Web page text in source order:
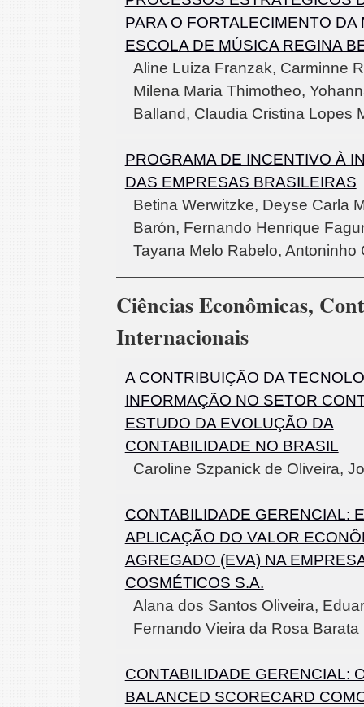
PARA O FORTALECIMENTO DA
ESCOLA DE MÚSICA REGINA
Aline Luiza Franzak, Carminne
Milena Maria Thimotheo,
Balland, Claudia Cristina Lopes
PROGRAMA DE INCENTIVO À
DAS EMPRESAS BRASILEIRAS
Betina Werwitzke, Deyse Carla
Barón, Fernando Henrique
Tayana Melo Rabelo, Antoninho
Ciências Econômicas,
Internacionais
A CONTRIBUIÇÃO DA
INFORMAÇÃO NO SETOR
ESTUDO DA EVOLUÇÃO DA
CONTABILIDADE NO BRASIL
Caroline Szpanick de Oliveira,
CONTABILIDADE GERENCIAL:
APLICAÇÃO DO VALOR
AGREGADO (EVA) NA
COSMÉTICOS S.A.
Alana dos Santos Oliveira,
Fernando Vieira da Rosa Barata
CONTABILIDADE GERENCIAL:
BALANCED SCORECARD